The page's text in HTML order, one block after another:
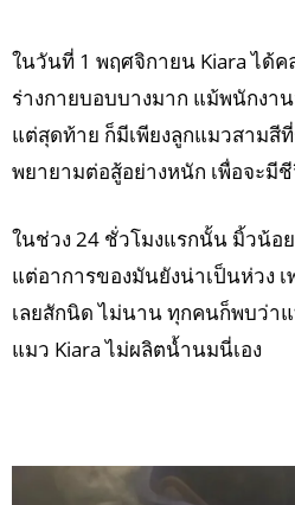
ในวันที่ 1 พฤศจิกายน Kiara ได้
ร่างกายบอบบางมาก แม้พนักงา
แต่สุดท้าย ก็มีเพียงลูกแมวสามสี
พยายามต่อสู้อย่างหนัก เพื่อจะมี
ในช่วง 24 ชั่วโมงแรกนั้น มิ้วน้อ
แต่อาการของมันยังน่าเป็นห่วง
เลยสักนิด ไม่นาน ทุกคนก็พบว่า
แมว Kiara ไม่ผลิตน้ำนมนี่เอง